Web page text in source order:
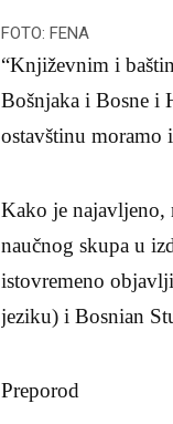
FOTO: FENA
“Književnim i
Bošnjaka i Bosne i
ostavštinu moramo
Kako je najavljeno,
naučnog skupa u
istovremeno
jeziku) i Bosnian
Preporod